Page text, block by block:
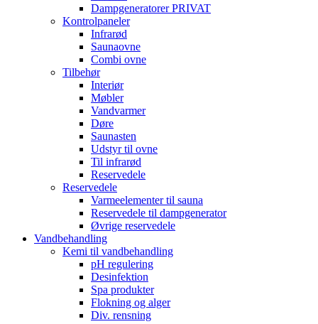
Dampgeneratorer PRIVAT
Kontrolpaneler
Infrarød
Saunaovne
Combi ovne
Tilbehør
Interiør
Møbler
Vandvarmer
Døre
Saunasten
Udstyr til ovne
Til infrarød
Reservedele
Reservedele
Varmeelementer til sauna
Reservedele til dampgenerator
Øvrige reservedele
Vandbehandling
Kemi til vandbehandling
pH regulering
Desinfektion
Spa produkter
Flokning og alger
Div. rensning